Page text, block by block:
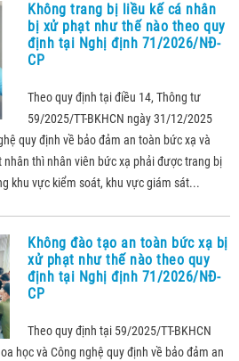
Không trang bị liều kế cá nhân
bị xử phạt như thế nào theo quy
định tại Nghị định 71/2026/NĐ-
CP
Theo quy định tại điều 14, Thông tư
59/2025/TT-BKHCN ngày 31/12/2025
quy định về bảo đảm an toàn bức xạ và
thì nhân viên bức xạ phải được trang bị
khu vực kiểm soát, khu vực giám sát...
Không đào tạo an toàn bức xạ bị
xử phạt như thế nào theo quy
định tại Nghị định 71/2026/NĐ-
CP
Theo quy định tại 59/2025/TT-BKHCN
học và Công nghệ quy định về bảo đảm an